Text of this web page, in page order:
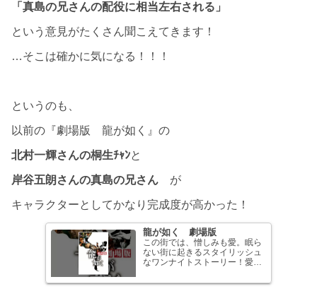
「真島の兄さんの配役に相当左右される」
という意見がたくさん聞こえてきます！
…そこは確かに気になる！！！
というのも、
以前の『劇場版 龍が如く』の
北村一輝さんの桐生ﾁｬﾝと
岸谷五朗さんの真島の兄さん が
キャラクターとしてかなり完成度が高かった！
龍が如く 劇場版
この街では、憎しみも愛。眠ら
ない街に起きるスタイリッシュ
なワンナイトストーリー！愛と